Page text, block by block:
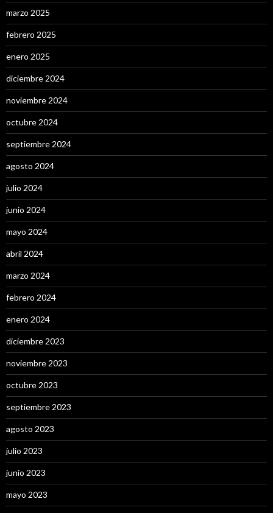
marzo 2025
febrero 2025
enero 2025
diciembre 2024
noviembre 2024
octubre 2024
septiembre 2024
agosto 2024
julio 2024
junio 2024
mayo 2024
abril 2024
marzo 2024
febrero 2024
enero 2024
diciembre 2023
noviembre 2023
octubre 2023
septiembre 2023
agosto 2023
julio 2023
junio 2023
mayo 2023